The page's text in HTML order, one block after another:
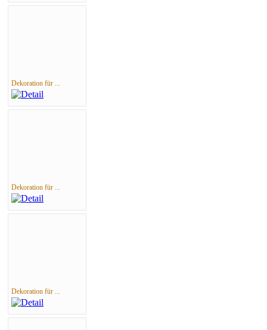
Dekoration für ...
Dekoration für ...
Dekoration für ...